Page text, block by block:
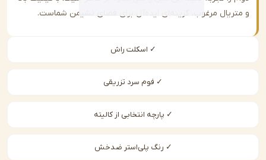
مرغوب، گزینه‌ای ایده‌آل برای فضای نشیمن شماست.
✓ اسکلت راش
✓ فوم سرد تزریقی
✓ پارچه انتخابی از کالیته
✓ رنگ پلی‌استر ضدخش